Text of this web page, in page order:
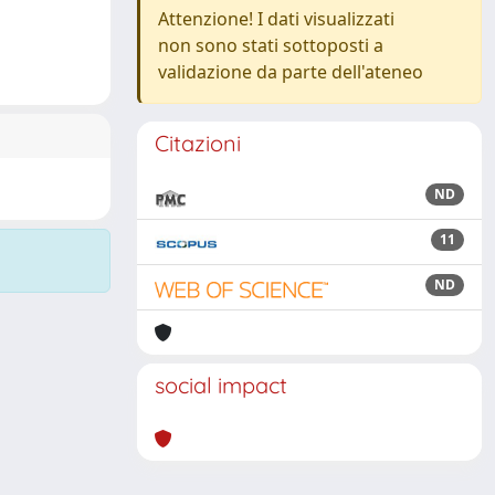
Attenzione! I dati visualizzati
non sono stati sottoposti a
validazione da parte dell'ateneo
Citazioni
ND
11
ND
social impact